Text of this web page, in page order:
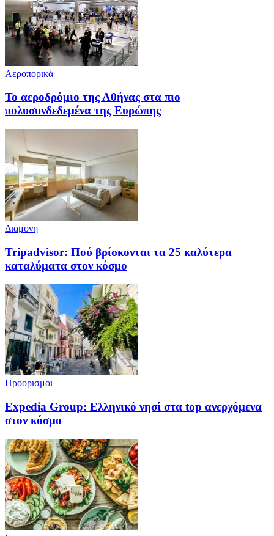
Αεροπορικά
Το αεροδρόμιο της Αθήνας στα πιο
πολυσυνδεδεμένα της Ευρώπης
Διαμονη
Tripadvisor: Πού βρίσκονται τα 25 καλύτερα
καταλύματα στον κόσμο
Προορισμοι
Expedia Group: Ελληνικό νησί στα top ανερχόμενα
στον κόσμο